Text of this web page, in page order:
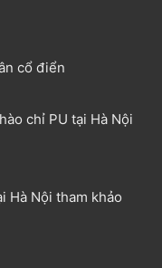
cổ điển
chỉ PU tại Hà Nội
Hà Nội tham khảo